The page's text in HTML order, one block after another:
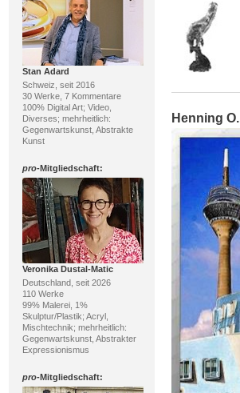
Stan Adard
Schweiz, seit 2016
30 Werke, 7 Kommentare
100% Digital Art; Video,
Diverses; mehrheitlich:
Gegenwartskunst, Abstrakte
Kunst
pro-Mitgliedschaft:
Veronika Dustal-Matic
Deutschland, seit 2026
110 Werke
99% Malerei, 1%
Skulptur/Plastik; Acryl,
Mischtechnik; mehrheitlich:
Gegenwartskunst, Abstrakter
Expressionismus
pro-Mitgliedschaft:
Henning O.